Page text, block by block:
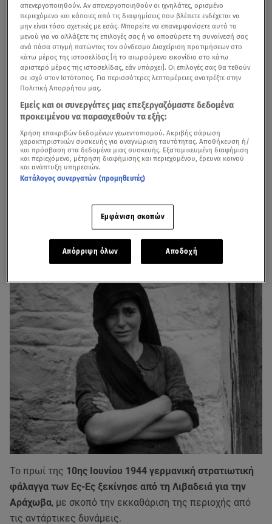
Σαν σήμεραέλαβε χώρα ησφαγήτου Διστόμου από
τουςΝαζί.Πρόκειται για ένα από τα πιο αποτρόπαια
εγκλήματα των Ναζί στην κατεχόμενη Ελλάδα.
Παγκόσμια Ημέρα κατά του Ρατσισμού: Όλα ξεκίνησαν
από τη Σφαγή του Σάρπβιλ
Το πρωί της 10ης Ιουνίου 1944 γερμανική στρατιωτική
φάλαγγα των Ες-Ες ξεκίνησε από τη Λιβαδειά για την
Αράχωβα, με σκοπό την εκκαθάριση της περιοχής από
τις αντάρτικες δυνάμεις.
απενεργοποιηθούν. Αν απενεργοποιηθούν οι ιχνηλάτες, ορισμένο
περιεχόμενο και κάποιες από τις διαφημίσεις που βλέπετε ενδέχεται να
μην είναι τόσο σχετικές με εσάς. Μπορείτε να επανεμφανίσετε αυτό το
μενού για να αλλάξετε τις επιλογές σας ή να αποσύρετε τη συναίνεσή σας
ανά πάσα στιγμή πατώντας τον σύνδεσμο Διαχείριση προτιμήσεων στο
κάτω μέρος της ιστοσελίδας [ή το αιωρούμενο εικονίδιο στο κάτω
αριστερό μέρος της ιστοσελίδας, εάν υπάρχει]. Οι επιλογές σας θα τεθούν
σε ισχύ στον Ιστότοπος. Για περισσότερες λεπτομέρειες ανατρέξτε στην
Πολιτική Απορρήτου μας.
Εμείς και οι συνεργάτες μας επεξεργαζόμαστε δεδομένα
προκειμένου να παρασχεθούν τα εξής:
Χρήση επακριβών δεδομένων γεωεντοπισμού. Ακριβής σάρωση
χαρακτηριστικών συσκευής για αναγνώριση ταυτότητας. Αποθήκευση ή/
και πρόσβαση στα δεδομένα μιας συσκευής. Εξατομικευμένη διαφήμιση
και περιεχόμενο, μέτρηση διαφήμισης και περιεχομένου, έρευνα κοινού
και ανάπτυξη υπηρεσιών.
Κατάλογος συνεργατών (προμηθευτές)
Εμφάνιση σκοπών
Απόρριψη όλων Αποδοχή